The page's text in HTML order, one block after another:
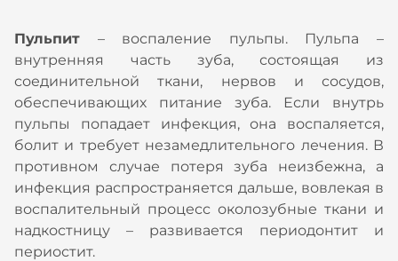
Пульпит – воспаление пульпы. Пульпа –
внутренняя часть зуба, состоящая из
соединительной ткани, нервов и сосудов,
обеспечивающих питание зуба. Если внутрь
пульпы попадает инфекция, она воспаляется,
болит и требует незамедлительного лечения. В
противном случае потеря зуба неизбежна, а
инфекция распространяется дальше, вовлекая в
воспалительный процесс околозубные ткани и
надкостницу – развивается периодонтит и
периостит.